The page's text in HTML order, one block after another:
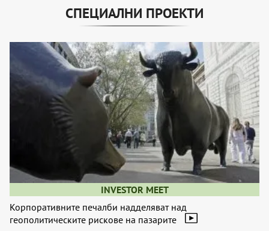
СПЕЦИАЛНИ ПРОЕКТИ
INVESTOR MEET
Корпоративните печалби надделяват над
геополитическите рискове на пазарите